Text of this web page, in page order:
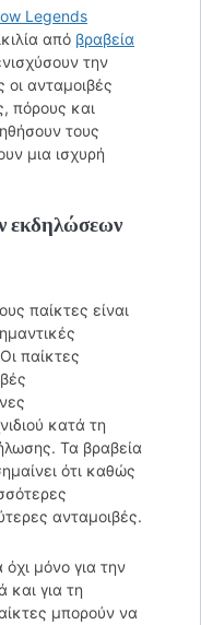
Legends
από βραβεία
την
οι ανταμοιβές
πόρους και
τους
μια ισχυρή
εκδηλώσεων
παίκτες είναι
παίκτες
κατά τη
Τα βραβεία
ότι καθώς
ανταμοιβές.
μόνο για την
και για τη
μπορούν να